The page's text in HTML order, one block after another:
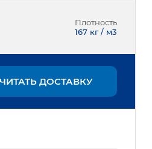
Плотность
167 кг / м3
ДОСТАВКУ